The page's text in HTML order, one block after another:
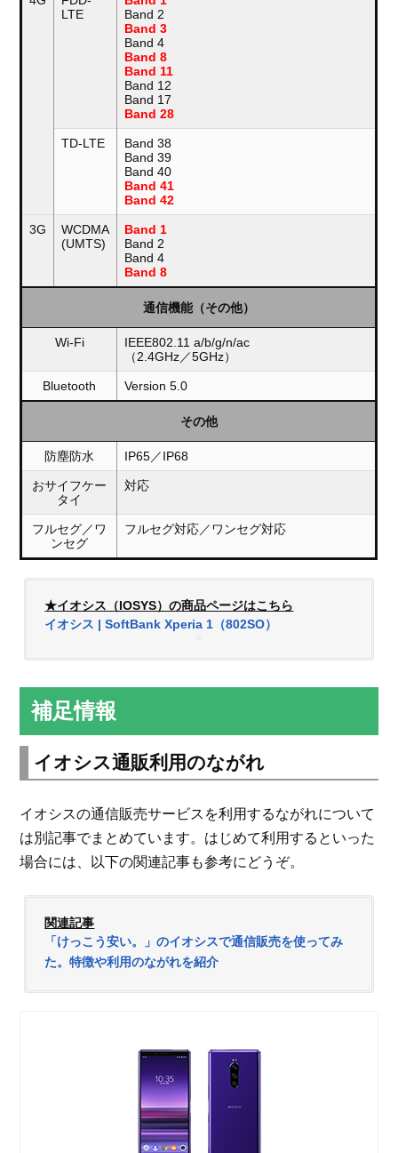
LTE
Band 2
Band 3
Band 4
Band 8
Band 11
Band 12
Band 17
Band 28
TD-LTE
Band 38
Band 39
Band 40
Band 41
Band 42
3G
WCDMA
(UMTS)
Band 1
Band 2
Band 4
Band 8
通信機能（その他）
Wi-Fi
IEEE802.11 a/b/g/n/ac
（2.4GHz／5GHz）
Bluetooth Version 5.0
その他
防塵防水 IP65／IP68
おサイフケー
タイ
対応
フルセグ／ワ
ンセグ
フルセグ対応／ワンセグ対応
★イオシス（IOSYS）の商品ページはこちら
イオシス | SoftBank Xperia 1（802SO）
補足情報
イオシス通販利用のながれ
イオシスの通信販売サービスを利用するながれについて
は別記事でまとめています。はじめて利用するといった
場合には、以下の関連記事も参考にどうぞ。
関連記事
「けっこう安い。」のイオシスで通信販売を使ってみ
た。特徴や利用のながれを紹介